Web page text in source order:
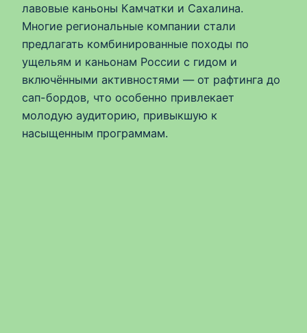
лавовые каньоны Камчатки и Сахалина.
Многие региональные компании стали
предлагать комбинированные походы по
ущельям и каньонам России с гидом и
включёнными активностями — от рафтинга до
сап-бордов, что особенно привлекает
молодую аудиторию, привыкшую к
насыщенным программам.